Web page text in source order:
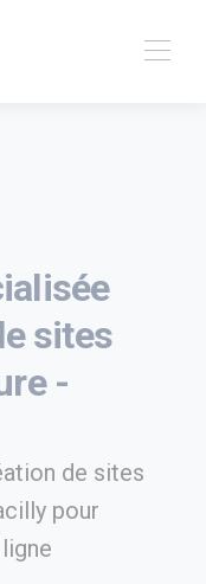
sites
-
de sites
pour